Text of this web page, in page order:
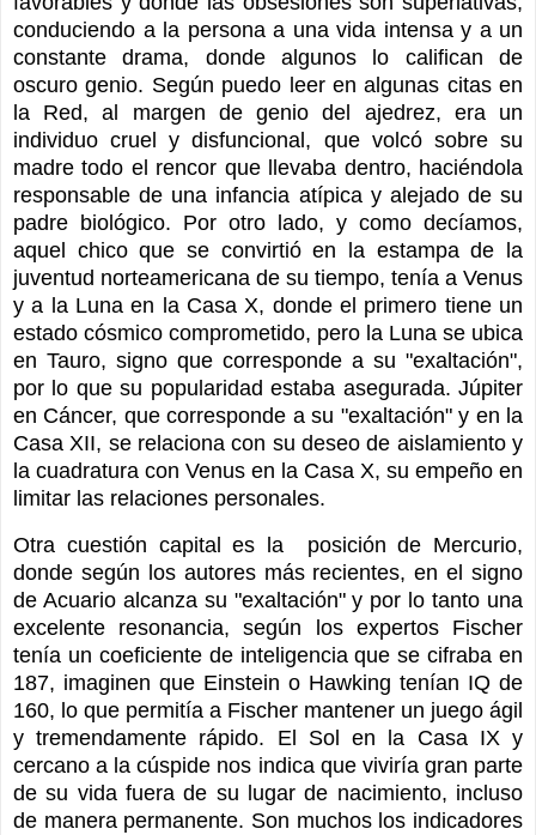
conduciendo a la persona a una vida intensa y a un
constante drama, donde algunos lo califican de
oscuro genio. Según puedo leer en algunas citas en
la Red, al margen de genio del ajedrez, era un
individuo cruel y disfuncional, que volcó sobre su
madre todo el rencor que llevaba dentro, haciéndola
responsable de una infancia atípica y alejado de su
padre biológico. Por otro lado, y como decíamos,
aquel chico que se convirtió en la estampa de la
juventud norteamericana de su tiempo, tenía a Venus
y a la Luna en la Casa X, donde el primero tiene un
estado cósmico comprometido, pero la Luna se ubica
en Tauro, signo que corresponde a su "exaltación",
por lo que su popularidad estaba asegurada. Júpiter
en Cáncer, que corresponde a su "exaltación" y en la
Casa XII, se relaciona con su deseo de aislamiento y
la cuadratura con Venus en la Casa X, su empeño en
limitar las relaciones personales.
Otra cuestión capital es la
posición de Mercurio,
donde según los autores más recientes, en el signo
de Acuario alcanza su "exaltación" y por lo tanto una
excelente resonancia, según los expertos Fischer
tenía un coeficiente de inteligencia que se cifraba en
187, imaginen que Einstein o Hawking tenían IQ de
160, lo que permitía a Fischer mantener un juego ágil
y tremendamente rápido. El Sol en la Casa IX y
cercano a la cúspide nos indica que viviría gran parte
de su vida fuera de su lugar de nacimiento, incluso
de manera permanente. Son muchos los indicadores